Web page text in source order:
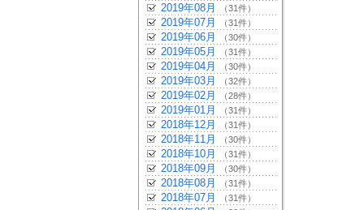
2019年08月 （31件）
2019年07月 （31件）
2019年06月 （30件）
2019年05月 （31件）
2019年04月 （30件）
2019年03月 （32件）
2019年02月 （28件）
2019年01月 （31件）
2018年12月 （31件）
2018年11月 （30件）
2018年10月 （31件）
2018年09月 （30件）
2018年08月 （31件）
2018年07月 （31件）